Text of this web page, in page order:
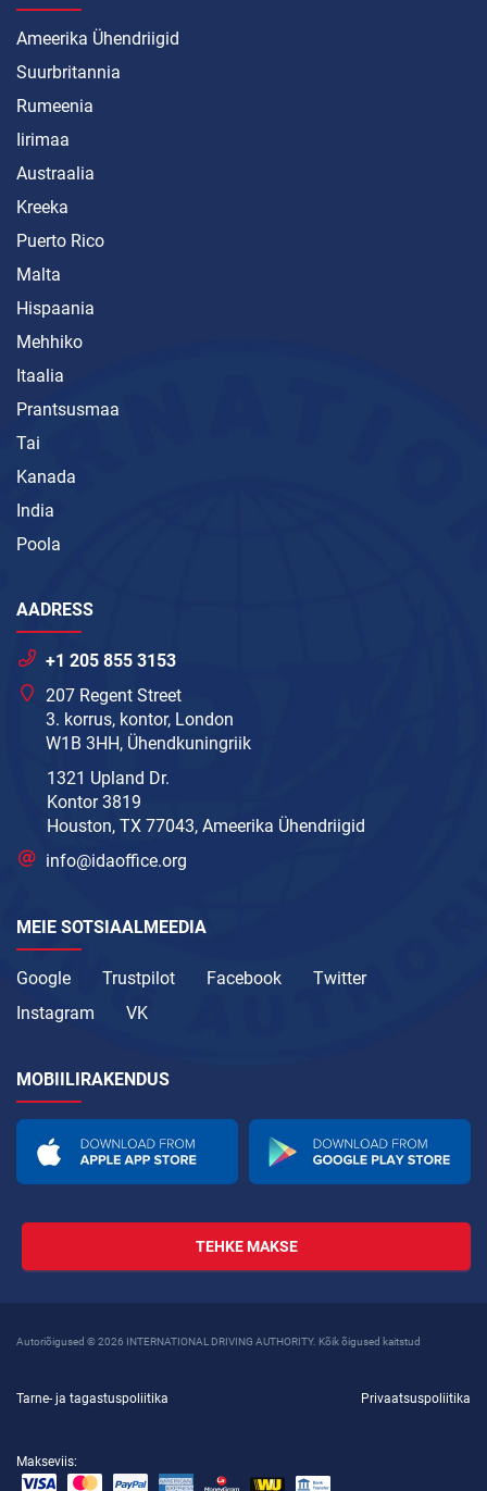
Ameerika Ühendriigid
Suurbritannia
Rumeenia
Iirimaa
Austraalia
Kreeka
Puerto Rico
Malta
Hispaania
Mehhiko
Itaalia
Prantsusmaa
Tai
Kanada
India
Poola
AADRESS
+1 205 855 3153
207 Regent Street
3. korrus, kontor, London
W1B 3HH, Ühendkuningriik
1321 Upland Dr.
Kontor 3819
Houston, TX 77043, Ameerika Ühendriigid
info@idaoffice.org
MEIE SOTSIAALMEEDIA
Google Trustpilot Facebook
Twitter
Instagram
VK
MOBIILIRAKENDUS
TEHKE MAKSE
Autoriõigused © 2026 INTERNATIONAL DRIVING AUTHORITY. Kõik õigused kaitstud
Tarne- ja tagastuspoliitika Privaatsuspoliitika
Makseviis: